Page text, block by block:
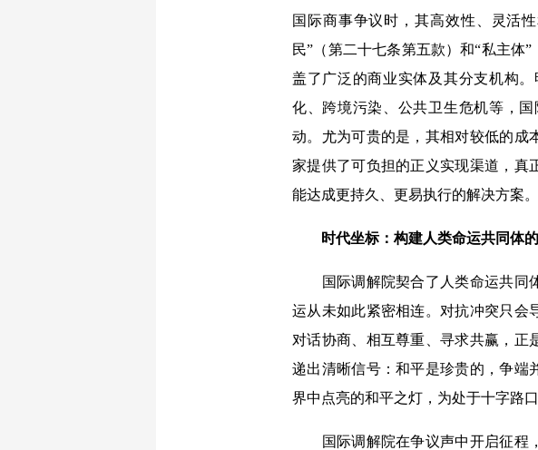
国际商事争议时，其高效性、灵活
民”（第二十七条第五款）和“私主体
盖了广泛的商业实体及其分支机构
化、跨境污染、公共卫生危机等，
动。尤为可贵的是，其相对较低的成
家提供了可负担的正义实现渠道，真
能达成更持久、更易执行的解决方案。
时代坐标：构建人类命运共同体
国际调解院契合了人类命运共同体
运从未如此紧密相连。对抗冲突只会
对话协商、相互尊重、寻求共赢，正
递出清晰信号：和平是珍贵的，争端
界中点亮的和平之灯，为处于十字路
国际调解院在争议声中开启征程，